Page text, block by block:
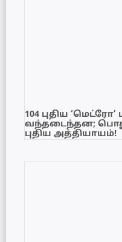
104 புதிய
வந்தடைந்தன;
புதிய அத்தியாயம்!